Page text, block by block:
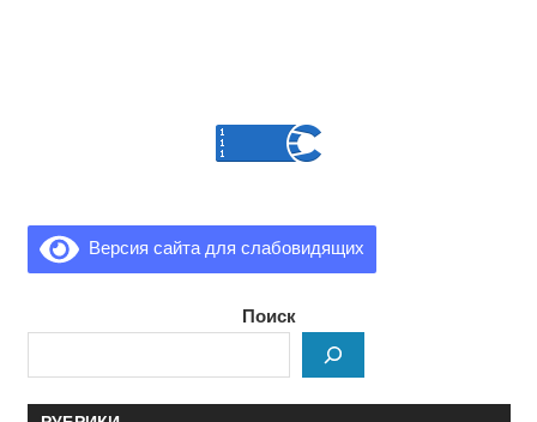
Версия сайта для слабовидящих
Поиск